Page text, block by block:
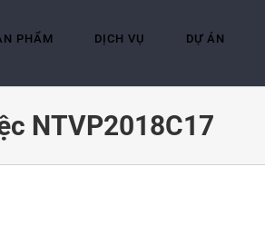
PHẨM DỊCH VỤ DỰ ÁN
NTVP2018C17